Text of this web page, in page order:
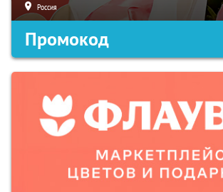
Россия
Промокод